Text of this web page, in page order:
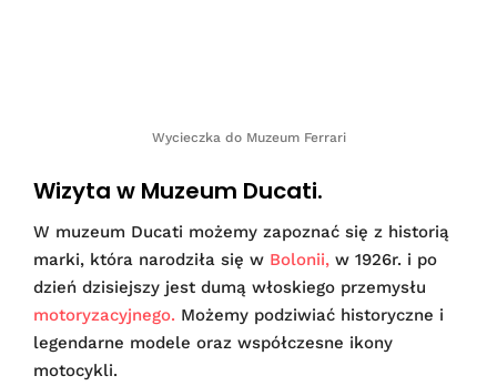
Wycieczka do Muzeum Ferrari
Wizyta w Muzeum Ducati.
W muzeum Ducati możemy zapoznać się z historią
marki, która narodziła się w Bolonii, w 1926r. i po
dzień dzisiejszy jest dumą włoskiego przemysłu
motoryzacyjnego. Możemy podziwiać historyczne i
legendarne modele oraz współczesne ikony
motocykli.